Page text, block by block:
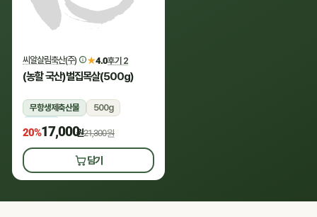
씨알살림축산(주) ★4.0후기 2
(농할 국산)벌집목살(500g)
무항생제축산물
500g
냉장
20%17,000원21,300원
담기